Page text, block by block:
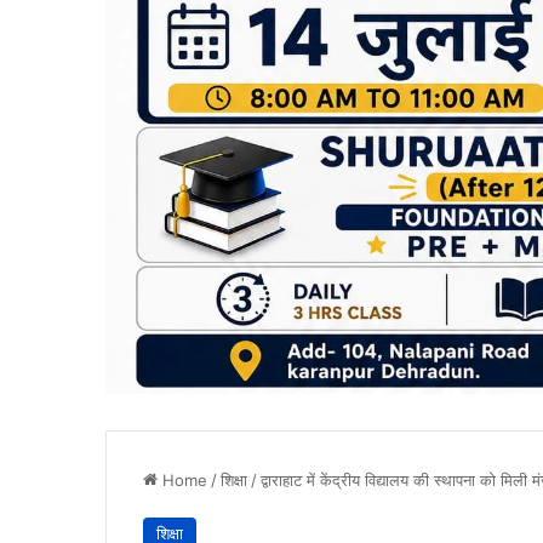
Home /शिक्षा/द्वाराहाट में केंद्रीय विद्यालय की स्थापना को मिली
शिक्षा